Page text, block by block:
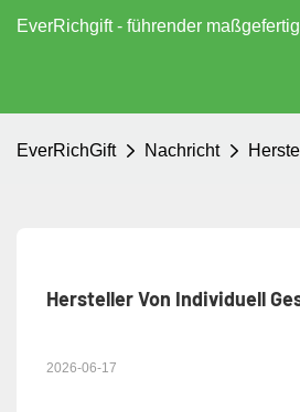
EverRichgift - führender
EverRichGift Nachricht
Hersteller Von Individuell
2026-06-17